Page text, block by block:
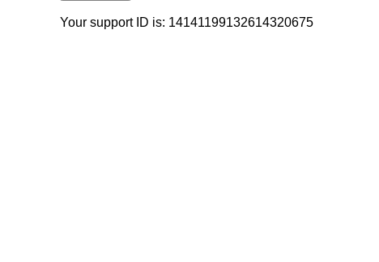
Your support ID is: 14141199132614320675